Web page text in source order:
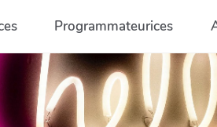
Programmateurices